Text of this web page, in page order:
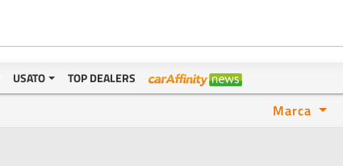
USATO TOP DEALERS
Marca